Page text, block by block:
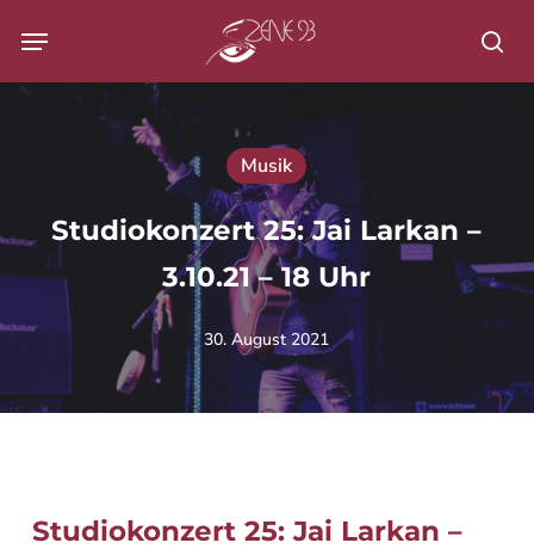
content
Menu
Musik
Studiokonzert 25: Jai Larkan –
3.10.21 – 18 Uhr
30. August 2021
Studiokonzert 25: Jai Larkan –